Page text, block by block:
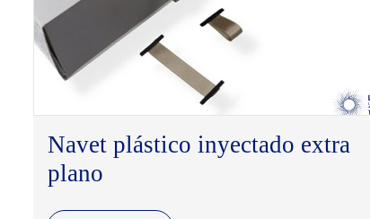
Navet plástico inyectado extra
plano